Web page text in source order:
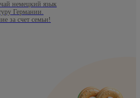
немецкий язык
Германии.
за счет семьи!